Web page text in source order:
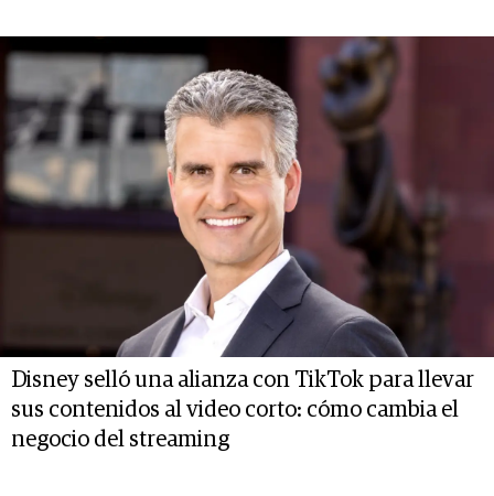
Disney selló una alianza con TikTok para llevar
sus contenidos al video corto: cómo cambia el
negocio del streaming